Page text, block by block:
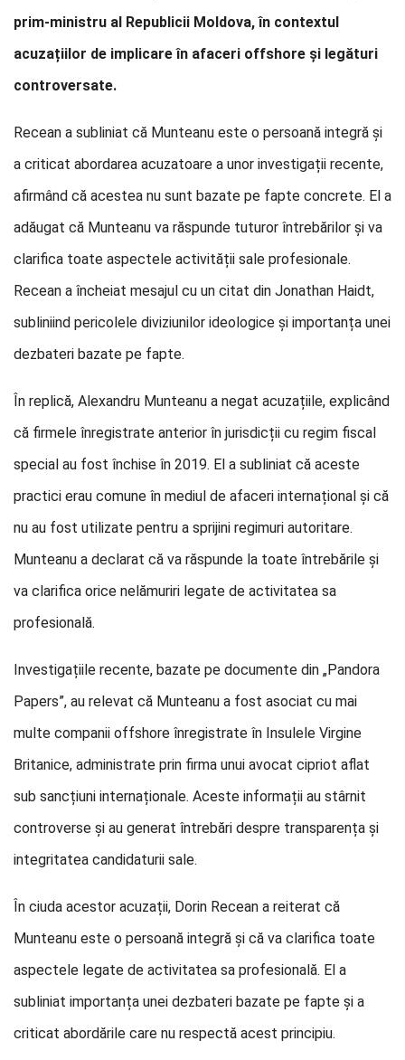
prim-ministru al Republicii Moldova, în contextul
acuzațiilor de implicare în afaceri offshore și legături
controversate.
Recean a subliniat că Munteanu este o persoană integră și
a criticat abordarea acuzatoare a unor investigații recente,
afirmând că acestea nu sunt bazate pe fapte concrete. El a
adăugat că Munteanu va răspunde tuturor întrebărilor și va
clarifica toate aspectele activității sale profesionale.
Recean a încheiat mesajul cu un citat din Jonathan Haidt,
subliniind pericolele diviziunilor ideologice și importanța unei
dezbateri bazate pe fapte.
În replică, Alexandru Munteanu a negat acuzațiile, explicând
că firmele înregistrate anterior în jurisdicții cu regim fiscal
special au fost închise în 2019. El a subliniat că aceste
practici erau comune în mediul de afaceri internațional și că
nu au fost utilizate pentru a sprijini regimuri autoritare.
Munteanu a declarat că va răspunde la toate întrebările și
va clarifica orice nelămuriri legate de activitatea sa
profesională.
Investigațiile recente, bazate pe documente din „Pandora
Papers”, au relevat că Munteanu a fost asociat cu mai
multe companii offshore înregistrate în Insulele Virgine
Britanice, administrate prin firma unui avocat cipriot aflat
sub sancțiuni internaționale. Aceste informații au stârnit
controverse și au generat întrebări despre transparența și
integritatea candidaturii sale.
În ciuda acestor acuzații, Dorin Recean a reiterat că
Munteanu este o persoană integră și că va clarifica toate
aspectele legate de activitatea sa profesională. El a
subliniat importanța unei dezbateri bazate pe fapte și a
criticat abordările care nu respectă acest principiu.